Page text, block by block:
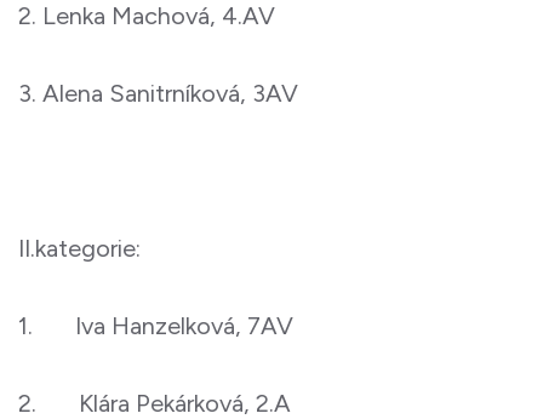
2. Lenka Machová, 4.AV
3. Alena Sanitrníková, 3AV
II.kategorie:
1. Iva Hanzelková, 7AV
2. Klára Pekárková, 2.A